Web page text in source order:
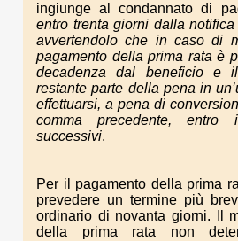
ingiunge al condannato di
entro trenta giorni dalla
avvertendolo che in caso di
pagamento della prima rata è
decadenza dal beneficio e
restante parte della pena in
effettuarsi, a pena di
comma precedente, entro
successivi.
Per il pagamento della prima
prevedere un termine più
ordinario di novanta giorni. Il
della prima rata non